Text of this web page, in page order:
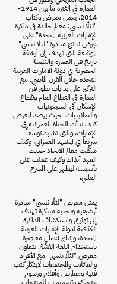
العمارة في الفترة ما بين 1914-
2014، يعمل معرض وكتاب
"لئلّا ننسى: معالم خالدة في ذاكرة
الإمارات العربية المتحدة" على
عرض نتائج مبادرة "لئلّا ننسى"
المُوسَّعة التي تهدف إلى أرشفة
تاريخ فن العمارة والتنمية
الحضرية في دولة الإمارات العربية
المتحدة خلال القرن الماضي. مع
التركيز على بدايات تطور فن
العمارة في القطاع العام وقطاع
الإسكان في السبعينيات
والثمانينيات، حيث يرصد المعرض
كيف بدأت الحياة العمرانية في
الإمارات، والتي تشهد توسعاً
سريعاً في المشهد العمراني، وكيف
شكَّلت معالم الاتحاد حديث
العهد آنذاك وكيف عملت على
تأسيسه ليظهر على المسرح
العالمي.
يمثل معرض "لئلّا ننسى" مبادرة
أرشيفية وبحثية مبتكرة تهدف
إلى توثيق واستكشاف الذاكرة
الثقافية لدولة الإمارات العربية
المتحدة، وإنتاج أعمالٍ معاصرة
باستخدام اللغة الفنية. يتعاون
معرض "لئلّا ننسى" مع الأفراد
والعائلات والمجتمعات لابتكار كتب
فنية ومعارض وأفلام ورسوم